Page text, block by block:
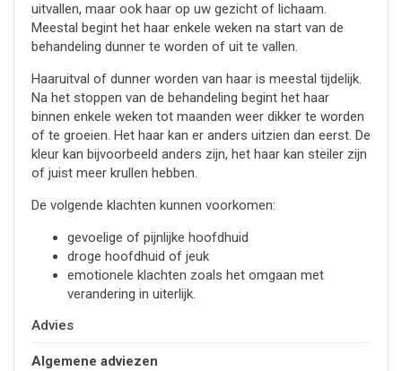
uitvallen, maar ook haar op uw gezicht of lichaam.
Meestal begint het haar enkele weken na start van de
behandeling dunner te worden of uit te vallen.
Haaruitval of dunner worden van haar is meestal tijdelijk.
Na het stoppen van de behandeling begint het haar
binnen enkele weken tot maanden weer dikker te worden
of te groeien. Het haar kan er anders uitzien dan eerst. De
kleur kan bijvoorbeeld anders zijn, het haar kan steiler zijn
of juist meer krullen hebben.
De volgende klachten kunnen voorkomen:
gevoelige of pijnlijke hoofdhuid
droge hoofdhuid of jeuk
emotionele klachten zoals het omgaan met
verandering in uiterlijk.
Advies
Algemene adviezen